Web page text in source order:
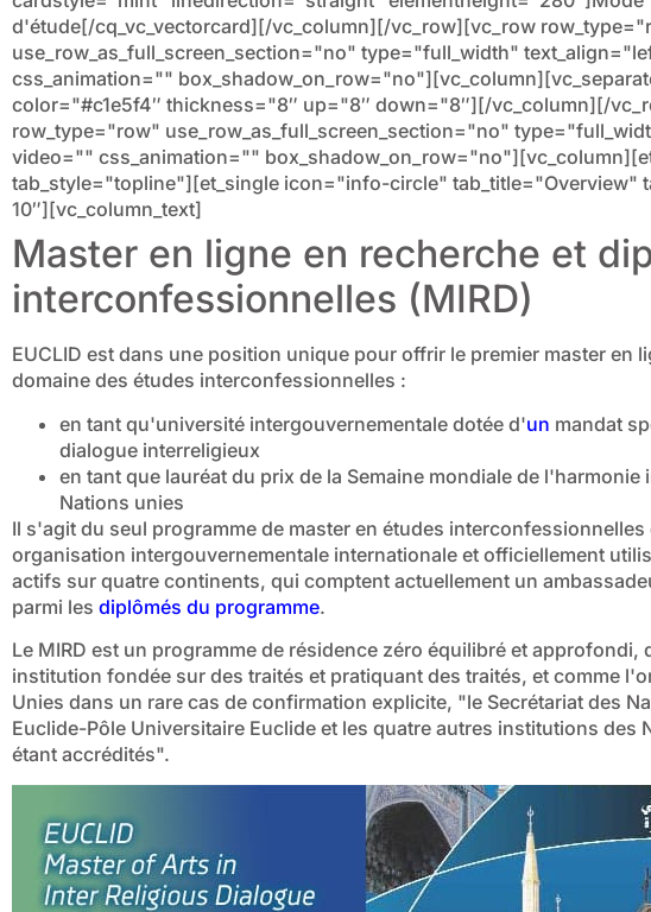
d'étude[/cq_vc_vectorcard][/vc_column][/vc_row][vc_row
use_row_as_full_screen_section="no" type="full_width"
css_animation=""
color="#c1e5f4″ thickness="8″ up="8″ down="8″][/vc_column][/
row_type="row" use_row_as_full_screen_section="no"
video="" css_animation=""
tab_style="topline"][et_single icon="info-circle" tab_title="Overview"
10″][vc_column_text]
Master en ligne en recherche et
interconfessionnelles (MIRD)
EUCLID est dans une position unique pour offrir le premier master en
domaine des études interconfessionnelles :
en tant qu'université intergouvernementale dotée d'un mandat
dialogue interreligieux
en tant que lauréat du prix de la Semaine mondiale de
Nations unies
Il s'agit du seul programme de master en études
organisation intergouvernementale internationale et officiellement
actifs sur quatre continents, qui comptent actuellement un
parmi les diplômés du programme.
Le MIRD est un programme de résidence zéro équilibré et approfondi,
institution fondée sur des traités et pratiquant des traités, et comme
Unies dans un rare cas de confirmation explicite, "le Secrétariat des
Euclide-Pôle Universitaire Euclide et les quatre autres institutions des
étant accrédités".